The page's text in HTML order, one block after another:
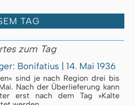
TAG
zum Tag
Bonifatius | 14. Mai 1936
sind je nach Region drei bis
Nach der Überlieferung kann
erst nach dem Tag »Kalte